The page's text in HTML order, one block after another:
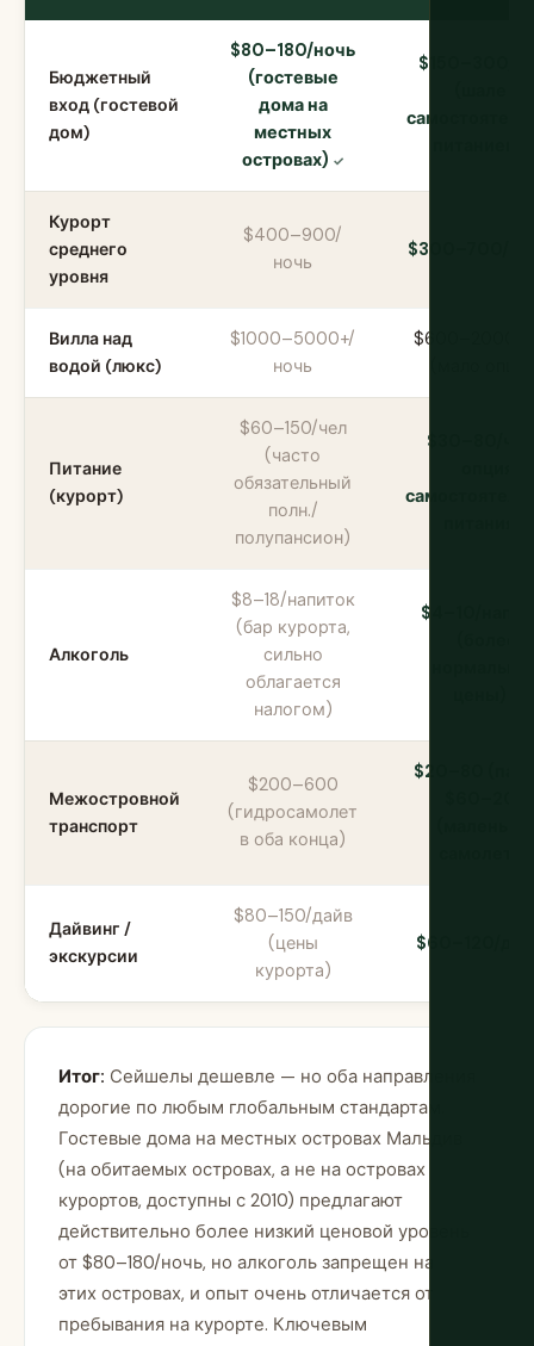
Бюджетный
вход (гостевой
дом)
$80–180/ночь
(гостевые
дома на
местных
островах)
$150–300/
Курорт
среднего
уровня
$400–900/
ночь
$300–700/
Вилла над
водой (люкс)
$1000–5000+/
ночь
$600–2000/
Питание
(курорт)
$60–150/чел
(часто
обязательный
полн./
полупансион)
$30–80/
Алкоголь
$8–18/напиток
(бар курорта,
сильно
облагается
налогом)
$4–10/
Межостровной
транспорт
$200–600
(гидросамолет
в оба конца)
$20–80
Дайвинг /
экскурсии
$80–150/дайв
(цены
курорта)
$60–120/
Итог: Сейшелы дешевле — но оба направления
дорогие по любым глобальным стандартам.
Гостевые дома на местных островах Мальдив
(на обитаемых островах, а не на островах
курортов, доступны с 2010) предлагают
действительно более низкий ценовой уровень
от $80–180/ночь, но алкоголь запрещен на
этих островах, и опыт очень отличается от
пребывания на курорте. Ключевым